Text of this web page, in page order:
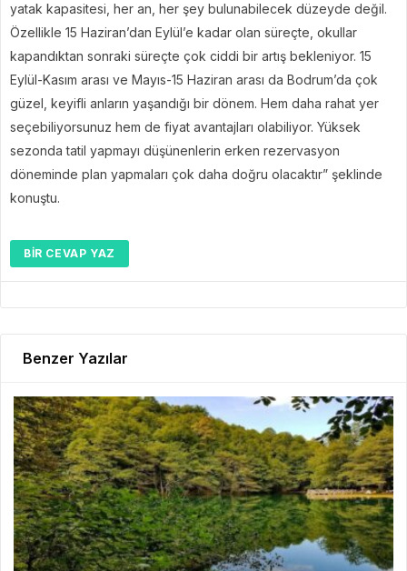
yatak kapasitesi, her an, her şey bulunabilecek düzeyde değil.
Özellikle 15 Haziran’dan Eylül’e kadar olan süreçte, okullar
kapandıktan sonraki süreçte çok ciddi bir artış bekleniyor. 15
Eylül-Kasım arası ve Mayıs-15 Haziran arası da Bodrum’da çok
güzel, keyifli anların yaşandığı bir dönem. Hem daha rahat yer
seçebiliyorsunuz hem de fiyat avantajları olabiliyor. Yüksek
sezonda tatil yapmayı düşünenlerin erken rezervasyon
döneminde plan yapmaları çok daha doğru olacaktır” şeklinde
konuştu.
BIR CEVAP YAZ
Benzer Yazılar